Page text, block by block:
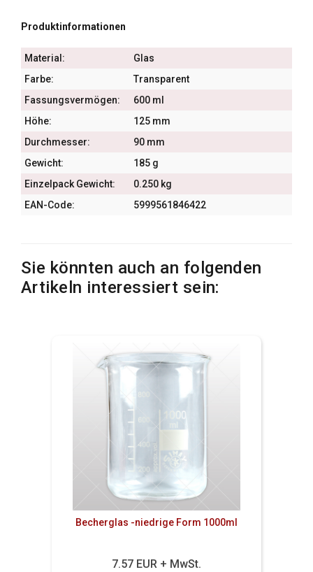
Produktinformationen
Material:
Glas
Farbe:
Transparent
Fassungsvermögen:
600 ml
Höhe:
125 mm
Durchmesser:
90 mm
Gewicht:
185 g
Einzelpack Gewicht:
0.250 kg
EAN-Code:
5999561846422
Sie könnten auch an folgenden
Artikeln interessiert sein:
Becherglas -niedrige Form 1000ml
7.57 EUR + MwSt.